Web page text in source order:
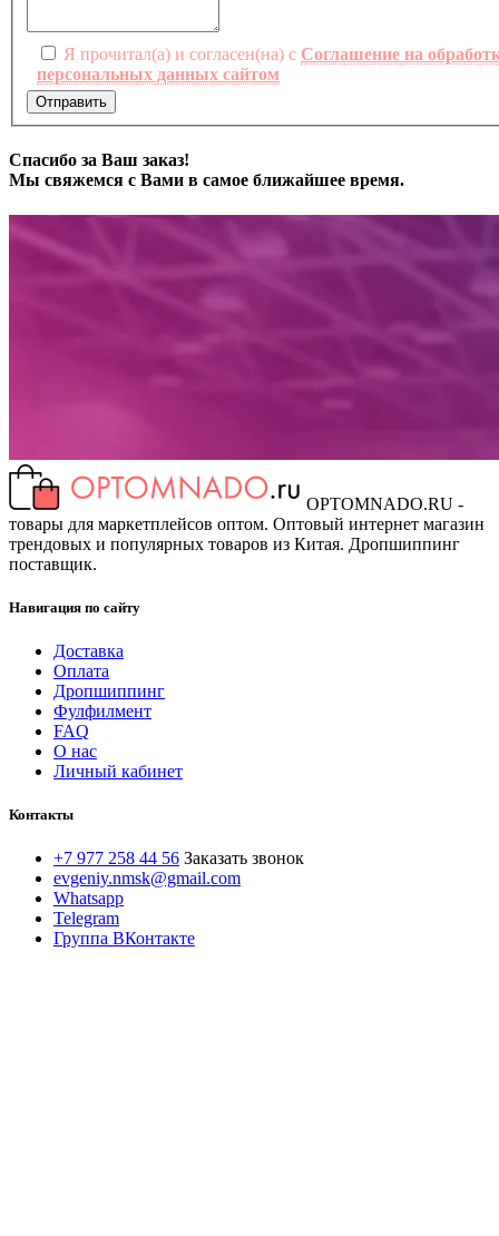
Я прочитал(а) и согласен(на) с Соглашение на
персональных данных сайтом
Отправить
Спасибо за Ваш заказ!
Мы свяжемся с Вами в самое ближайшее время.
OPTOMNADO.RU -
товары для маркетплейсов оптом. Оптовый интернет магазин
трендовых и популярных товаров из Китая. Дропшиппинг
поставщик.
Навигация по сайту
Доставка
Оплата
Дропшиппинг
Фулфилмент
FAQ
О нас
Личный кабинет
Контакты
+7 977 258 44 56 Заказать звонок
evgeniy.nmsk@gmail.com
Whatsapp
Telegram
Группа ВКонтакте